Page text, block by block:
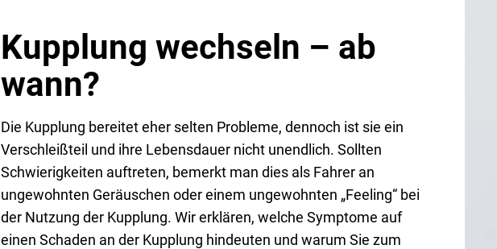
Kupplung wechseln – ab
wann?
Die Kupplung bereitet eher selten Probleme, dennoch ist sie ein
Verschleißteil und ihre Lebensdauer nicht unendlich. Sollten
Schwierigkeiten auftreten, bemerkt man dies als Fahrer an
ungewohnten Geräuschen oder einem ungewohnten „Feeling“ bei
der Nutzung der Kupplung. Wir erklären, welche Symptome auf
einen Schaden an der Kupplung hindeuten und warum Sie zum